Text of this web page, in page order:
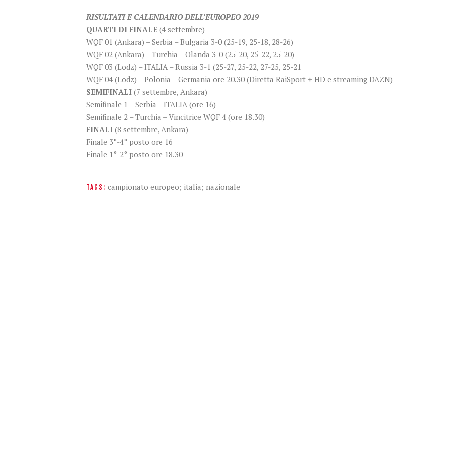
RISULTATI E CALENDARIO DELL’EUROPEO 2019
QUARTI DI FINALE (4 settembre)
WQF 01 (Ankara) – Serbia – Bulgaria 3-0 (25-19, 25-18, 28-26)
WQF 02 (Ankara) – Turchia – Olanda 3-0 (25-20, 25-22, 25-20)
WQF 03 (Lodz) – ITALIA – Russia 3-1 (25-27, 25-22, 27-25, 25-21
WQF 04 (Lodz) – Polonia – Germania ore 20.30 (Diretta RaiSport + HD e streaming DAZN)
SEMIFINALI (7 settembre, Ankara)
Semifinale 1 – Serbia – ITALIA (ore 16)
Semifinale 2 – Turchia – Vincitrice WQF 4 (ore 18.30)
FINALI (8 settembre, Ankara)
Finale 3°-4° posto ore 16
Finale 1°-2° posto ore 18.30
TAGS: campionato europeo; italia; nazionale